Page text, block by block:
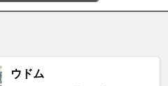
ウドム